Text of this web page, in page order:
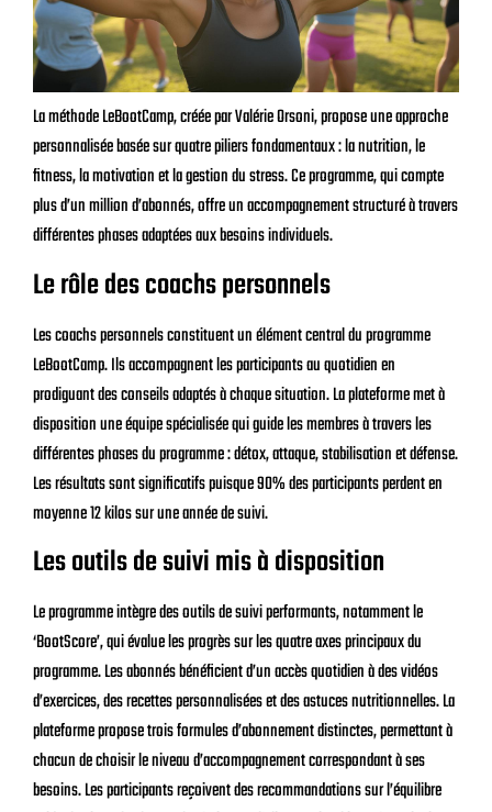
La méthode LeBootCamp, créée par Valérie Orsoni, propose une approche
personnalisée basée sur quatre piliers fondamentaux : la nutrition, le
fitness, la motivation et la gestion du stress. Ce programme, qui compte
plus d’un million d’abonnés, offre un accompagnement structuré à travers
différentes phases adaptées aux besoins individuels.
Le rôle des coachs personnels
Les coachs personnels constituent un élément central du programme
LeBootCamp. Ils accompagnent les participants au quotidien en
prodiguant des conseils adaptés à chaque situation. La plateforme met à
disposition une équipe spécialisée qui guide les membres à travers les
différentes phases du programme : détox, attaque, stabilisation et défense.
Les résultats sont significatifs puisque 90% des participants perdent en
moyenne 12 kilos sur une année de suivi.
Les outils de suivi mis à disposition
Le programme intègre des outils de suivi performants, notamment le
‘BootScore’, qui évalue les progrès sur les quatre axes principaux du
programme. Les abonnés bénéficient d’un accès quotidien à des vidéos
d’exercices, des recettes personnalisées et des astuces nutritionnelles. La
plateforme propose trois formules d’abonnement distinctes, permettant à
chacun de choisir le niveau d’accompagnement correspondant à ses
besoins. Les participants reçoivent des recommandations sur l’équilibre